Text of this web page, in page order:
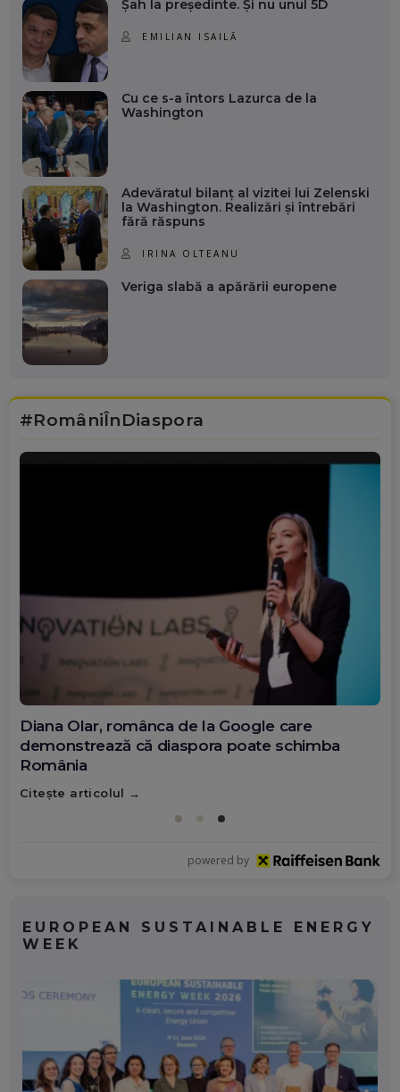
Șah la președinte. Și nu unul 5D
EMILIAN ISAILĂ
Cu ce s-a întors Lazurca de la
Washington
Adevăratul bilanț al vizitei lui Zelenski
la Washington. Realizări și întrebări
fără răspuns
IRINA OLTEANU
Veriga slabă a apărării europene
#RomâniÎnDiaspora
Diana Olar, românca de la Google care
demonstrează că diaspora poate schimba
România
Citește articolul
powered by
EUROPEAN SUSTAINABLE ENERGY
WEEK